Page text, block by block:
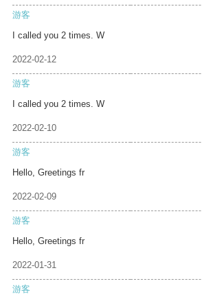
游客
I called you 2 times. W
2022-02-12
游客
I called you 2 times. W
2022-02-10
游客
Hello, Greetings fr
2022-02-09
游客
Hello, Greetings fr
2022-01-31
游客